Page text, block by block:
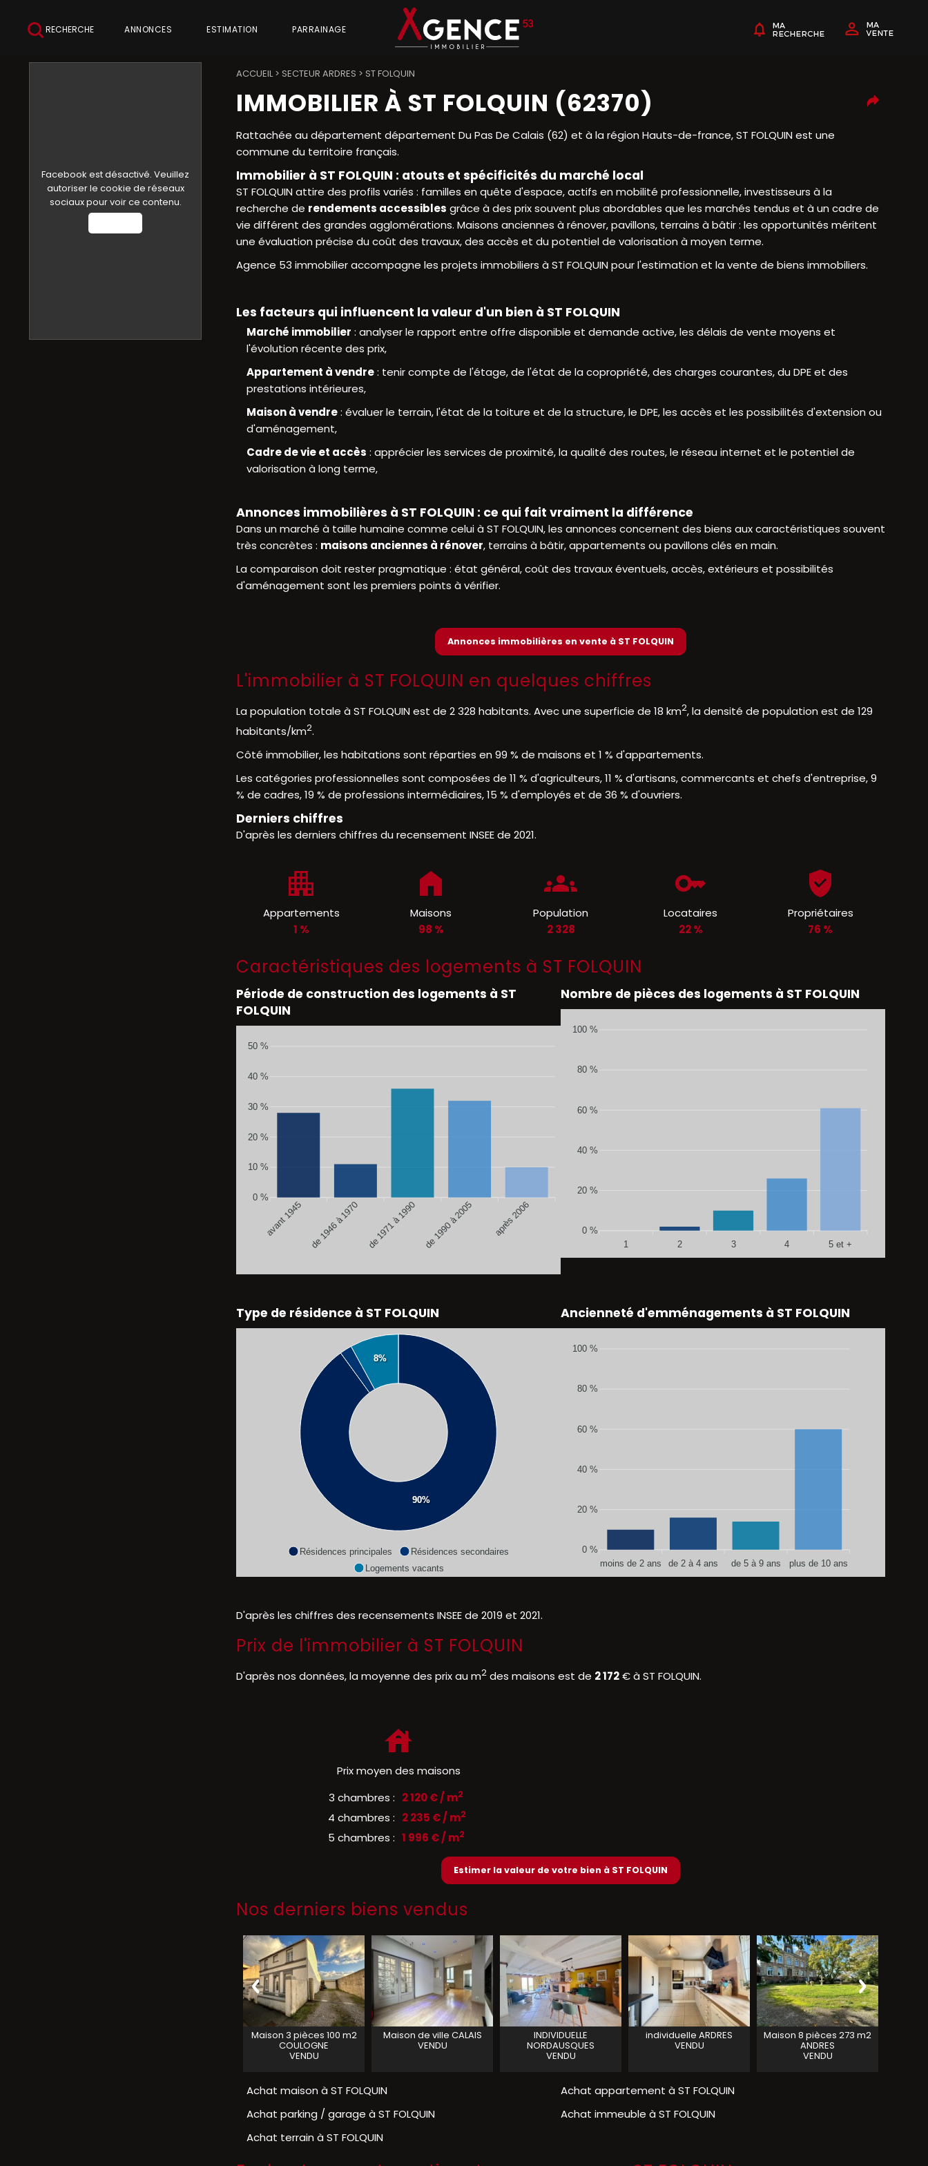
RECHERCHE ANNONCES ESTIMATION PARRAINAGE
Facebook est désactivé. Veuillez
autoriser le cookie de réseaux
sociaux pour voir ce contenu.
ACCUEIL> SECTEUR ARDRES > ST FOLQUIN
IMMOBILIER À ST FOLQUIN (62370)
Rattachée au département département Du Pas De Calais (62) et à la région Hauts-de-france, ST FOLQUIN est une
commune du territoire français.
Immobilier à ST FOLQUIN : atouts et spécificités du marché local
ST FOLQUIN attire des profils variés : familles en quête d'espace, actifs en mobilité professionnelle, investisseurs à la
recherche de rendements accessibles grâce à des prix souvent plus abordables que les marchés tendus et à un cadre de
vie différent des grandes agglomérations. Maisons anciennes à rénover, pavillons, terrains à bâtir : les opportunités méritent
une évaluation précise du coût des travaux, des accès et du potentiel de valorisation à moyen terme.
Agence 53 immobilier accompagne les projets immobiliers à ST FOLQUIN pour l'estimation et la vente de biens immobiliers.
Les facteurs qui influencent la valeur d'un bien à ST FOLQUIN
Marché immobilier : analyser le rapport entre offre disponible et demande active, les délais de vente moyens et
l'évolution récente des prix,
Appartement à vendre: tenir compte de l'étage, de l'état de la copropriété, des charges courantes, du DPE et des
prestations intérieures,
Maison à vendre: évaluer le terrain, l'état de la toiture et de la structure, le DPE, les accès et les possibilités d'extension ou
d'aménagement,
Cadre de vie et accès : apprécier les services de proximité, la qualité des routes, le réseau internet et le potentiel de
valorisation à long terme,
Annonces immobilières à ST FOLQUIN : ce qui fait vraiment la différence
Dans un marché à taille humaine comme celui à ST FOLQUIN, les annonces concernent des biens aux caractéristiques souvent
très concrètes : maisons anciennes à rénover, terrains à bâtir, appartements ou pavillons clés en main.
La comparaison doit rester pragmatique : état général, coût des travaux éventuels, accès, extérieurs et possibilités
d'aménagement sont les premiers points à vérifier.
Annonces immobilières en vente à ST FOLQUIN
L'immobilier à ST FOLQUIN en quelques chiffres
La population totale à ST FOLQUIN est de 2 328 habitants. Avec une superficie de 18 km2, la densité de population est de 129
habitants/km2.
Côté immobilier, les habitations sont réparties en 99 % de maisons et 1 % d'appartements.
Les catégories professionnelles sont composées de 11 % d'agriculteurs, 11 % d'artisans, commercants et chefs d'entreprise, 9
% de cadres, 19 % de professions intermédiaires, 15 % d'employés et de 36 % d'ouvriers.
Derniers chiffres
D'après les derniers chiffres du recensement INSEE de 2021.
Appartements
1 %
Maisons
98 %
Population
2 328
Locataires
22 %
Propriétaires
76 %
Caractéristiques des logements à ST FOLQUIN
Période de construction des logements à ST
FOLQUIN
50 %
40 %
30 %
20 %
10 %
0 %
avant 1945 de 1946 à 1970 de 1971 à 1990 de 1990 à 2005 après 2006
Nombre de pièces des logements à ST FOLQUIN
100 %
80 %
60 %
40 %
20 %
0 %
1
2 3 4 5 et +
Type de résidence à ST FOLQUIN
90%
8%
Résidences principales
Résidences secondaires
Logements vacants
Ancienneté d'emménagements à ST FOLQUIN
100 %
80 %
60 %
40 %
20 %
0 %
moins de 2 ans
de 2 à 4 ans de 5 à 9 ans plus de 10 ans
D'après les chiffres des recensements INSEE de 2019 et 2021.
Prix de l'immobilier à ST FOLQUIN
D'après nos données, la moyenne des prix au m2 des maisons est de 2 172€ à ST FOLQUIN.
Prix moyen des maisons
3 chambres : 2 120 € / m2
4 chambres : 2 235 € / m2
5 chambres : 1 996 € / m2
Estimer la valeur de votre bien à ST FOLQUIN
Nos derniers biens vendus
Maison 3 pièces 100 m2
COULOGNE
VENDU
Maison de ville CALAIS
VENDU
INDIVIDUELLE
NORDAUSQUES
VENDU
individuelle ARDRES
VENDU
Maison 8 pièces 273 m2
ANDRES
VENDU
Achat maison à ST FOLQUIN
Achat appartement à ST FOLQUIN
Achat parking / garage à ST FOLQUIN
Achat immeuble à ST FOLQUIN
Achat terrain à ST FOLQUIN